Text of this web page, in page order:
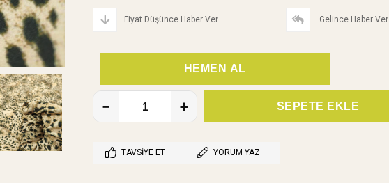
Fiyat Düşünce Haber Ver Gelince Haber Ver
TAVSIYE ET YORUM YAZ